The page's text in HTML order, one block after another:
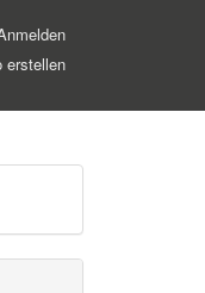
erstellen